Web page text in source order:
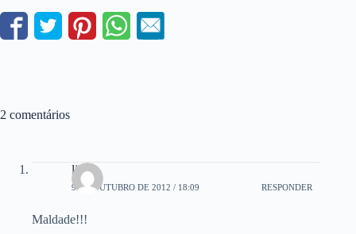
2 comentários
lili
9 DE OUTUBRO DE 2012 / 18:09 RESPONDER
Maldade!!!